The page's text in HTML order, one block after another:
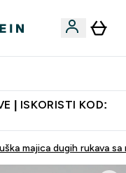
| ISKORISTI KOD:
majica dugih rukava